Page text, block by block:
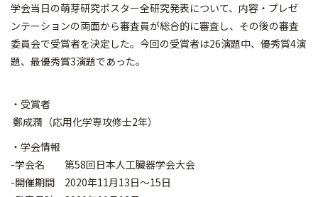
学会当日の萌芽研究ポスター全研究発表について、内容・プレゼ
ンテーションの両面から審査員が総合的に審査し、その後の審査
委員会で受賞者を決定した。今回の受賞者は26演題中、優秀賞4演
題、最優秀賞3演題であった。
・受賞者
鄭成潤（応用化学専攻修士2年）
・学会情報
-学会名 第58回日本人工臓器学会大会
-開催期間 2020年11月13日～15日